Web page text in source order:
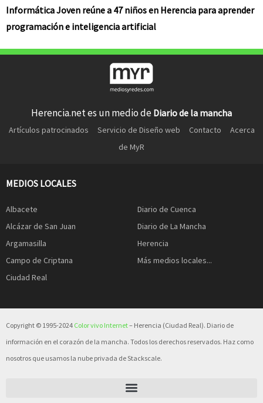
Informática Joven reúne a 47 niños en Herencia para aprender
programación e inteligencia artificial
Herencia.net es un medio de Diario de la mancha
Artículos patrocinados Servicio de Diseño web Contacto
Acerca
de MyR
MEDIOS LOCALES
Albacete
Alcázar de San Juan
Argamasilla
Campo de Criptana
Ciudad Real
Diario de Cuenca
Diario de La Mancha
Herencia
Más medios locales...
Copyright © 1995-2024 Color vivo Internet– Herencia (Ciudad Real). Diario de
información en el corazón de la mancha. Todos los derechos reservados. Haz como
nosotros que usamos la nube privada de Stackscale.